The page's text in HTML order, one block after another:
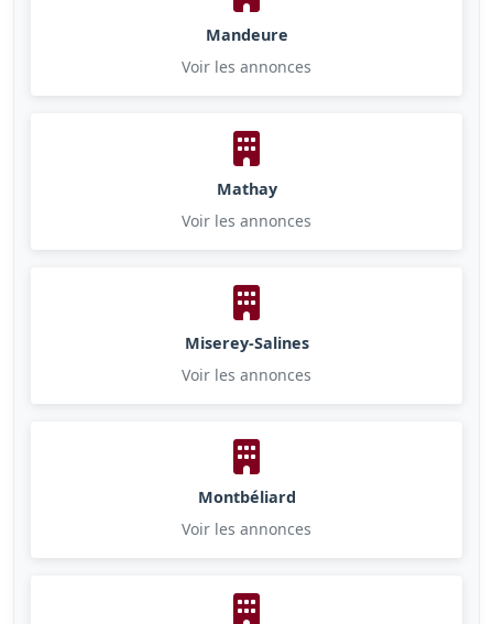
Mandeure
Voir les annonces
Mathay
Voir les annonces
Miserey-Salines
Voir les annonces
Montbéliard
Voir les annonces